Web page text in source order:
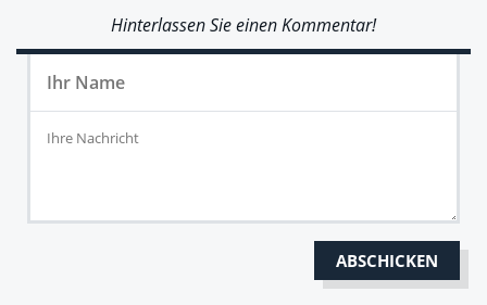
Hinterlassen Sie einen Kommentar!